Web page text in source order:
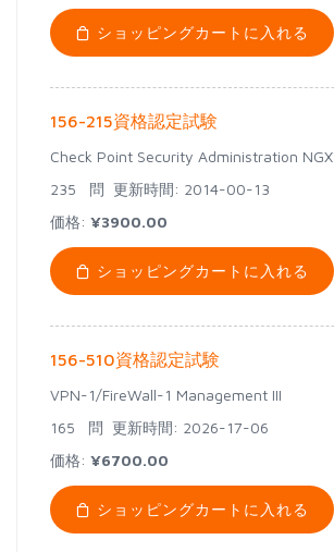
ショッピングカートに入れる
156-215資格認定試験
Check Point Security Administration NGX
235 問 更新時間: 2014-00-13
価格: ¥3900.00
ショッピングカートに入れる
156-510資格認定試験
VPN-1/FireWall-1 Management III
165 問 更新時間: 2026-17-06
価格: ¥6700.00
ショッピングカートに入れる